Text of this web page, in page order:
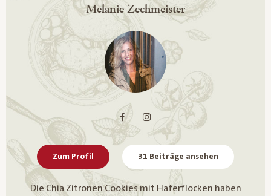
Melanie Zechmeister
Zum Profil 31 Beiträge ansehen
Die Chia Zitronen Cookies mit Haferflocken haben